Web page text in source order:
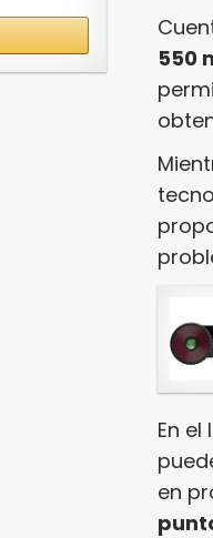
550
En
en